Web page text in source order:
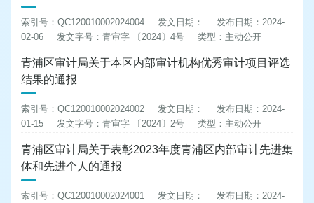
索引号：QC120010002024004 发文日期：
发布日期：2024-
02-06
发文字号：青审字 〔2024〕4号 类型：主动公开
青浦区审计局关于本区内部审计机构优秀审计项目评选
结果的通报
索引号：QC120010002024002 发文日期：
发布日期：2024-
01-15
发文字号：青审字 〔2024〕2号 类型：主动公开
青浦区审计局关于表彰2023年度青浦区内部审计先进集
体和先进个人的通报
索引号：QC120010002024001 发文日期：
发布日期：2024-